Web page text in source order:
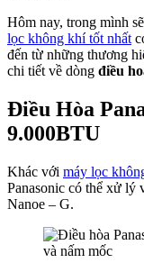
Hôm nay, trong mình
lọc không khí tốt nhất
đến từ những thương
chi tiết về dòng điều
Điều Hòa
9.000BTU
Khác với máy lọc
Panasonic có thể xử lý
Nanoe – G.